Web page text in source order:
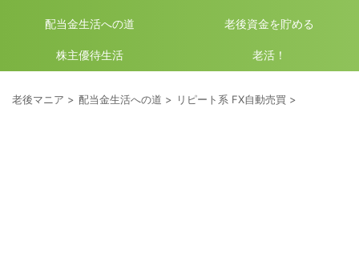
配当金生活への道 老後資金を貯める
株主優待生活 老活！
老後マニア > 配当金生活への道 > リピート系 FX自動売買 >